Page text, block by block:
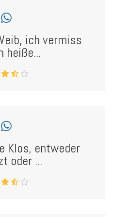
ich vermiss
heiße...
Klos, entweder
oder ...